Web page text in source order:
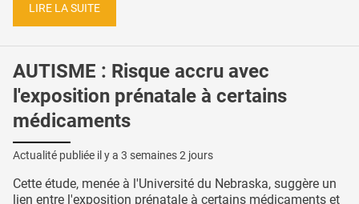
LIRE LA SUITE
AUTISME : Risque accru avec
l'exposition prénatale à certains
médicaments
Actualité publiée il y a 3 semaines 2 jours
Cette étude, menée à l'Université du Nebraska, suggère un
lien entre l'exposition prénatale à certains médicaments et